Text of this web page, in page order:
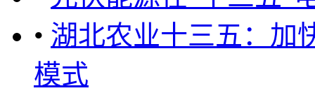
• 湖北农业十三五：加
模式